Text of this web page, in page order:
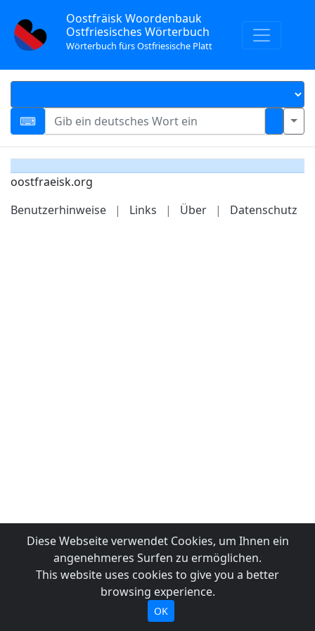
Oostfräisk Woordenbauk
Ostfriesisches Wörterbuch
Wörterbuch fürs Ostfriesische Platt
oostfraeisk.org
Benutzerhinweise
| Links | Über | Datenschutz
Diese Webseite verwendet Cookies, um Ihnen ein
angenehmeres Surfen zu ermöglichen.
This website uses cookies to give you a better
browsing experience.
OK